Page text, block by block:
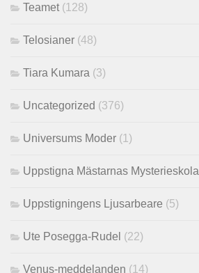
Teamet (128)
Telosianer (48)
Tiara Kumara (3)
Uncategorized (376)
Universums Moder (1)
Uppstigna Mästarnas Mysterieskola
Uppstigningens Ljusarbeare (5)
Ute Posegga-Rudel (22)
Venus-meddelanden (14)